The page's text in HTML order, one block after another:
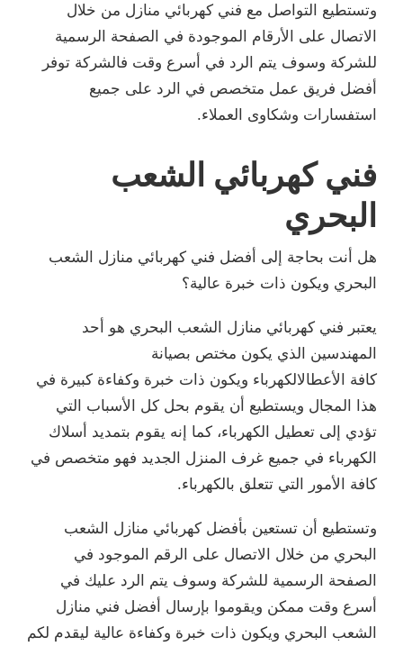
وتستطيع التواصل مع فني كهربائي منازل من خلال
الاتصال على الأرقام الموجودة في الصفحة الرسمية
للشركة وسوف يتم الرد في أسرع وقت فالشركة توفر
أفضل فريق عمل متخصص في الرد على جميع
استفسارات وشكاوى العملاء.
فني كهربائي الشعب
البحري
هل أنت بحاجة إلى أفضل فني كهربائي منازل الشعب
البحري ويكون ذات خبرة عالية؟
يعتبر فني كهربائي منازل الشعب البحري هو أحد
المهندسين الذي يكون مختص بصيانة
كافة الأعطالالكهرباء ويكون ذات خبرة وكفاءة كبيرة في
هذا المجال ويستطيع أن يقوم بحل كل الأسباب التي
تؤدي إلى تعطيل الكهرباء، كما إنه يقوم بتمديد أسلاك
الكهرباء في جميع غرف المنزل الجديد فهو متخصص في
كافة الأمور التي تتعلق بالكهرباء.
وتستطيع أن تستعين بأفضل كهربائي منازل الشعب
البحري من خلال الاتصال على الرقم الموجود في
الصفحة الرسمية للشركة وسوف يتم الرد عليك في
أسرع وقت ممكن ويقوموا بإرسال أفضل فني منازل
الشعب البحري ويكون ذات خبرة وكفاءة عالية ليقدم لكم